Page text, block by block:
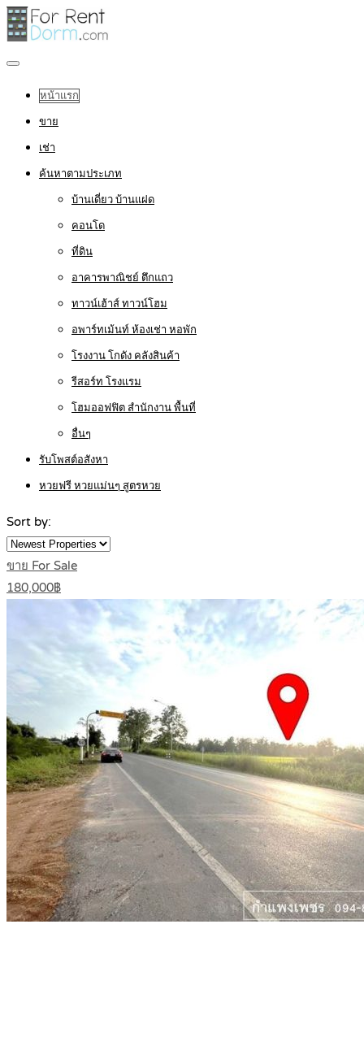
หน้าแรก
ขาย
เช่า
ค้นหาตามประเภท
บ้านเดี่ยว บ้านแฝด
คอนโด
ที่ดิน
อาคารพาณิชย์ ตึกแถว
ทาวน์เฮ้าส์ ทาวน์โฮม
อพาร์ทเม้นท์ ห้องเช่า หอพัก
โรงงาน โกดัง คลังสินค้า
รีสอร์ท โรงแรม
โฮมออฟฟิต สำนักงาน พื้นที่
อื่นๆ
รับโพสต์อสังหา
หวยฟรี หวยแม่นๆ สูตรหวย
Sort by:
ขาย For Sale
180,000฿